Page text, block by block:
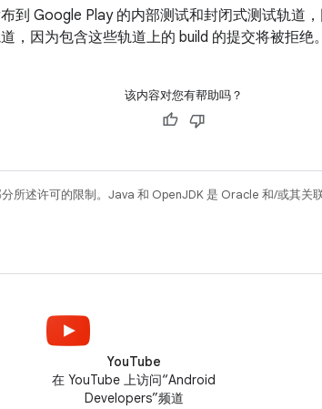
到 Google Play 的内部测试和封闭式测试轨道
，因为包含这些轨道上的 build 的提交将被拒绝。
该内容对您有帮助吗？
所述许可的限制。Java 和 OpenJDK 是 Oracle 和/或其关
YouTube
在 YouTube 上访问“Android
Developers”频道